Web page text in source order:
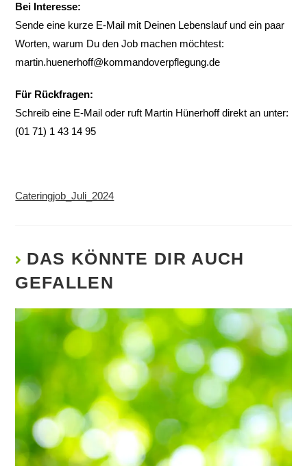
Bei Interesse:
Sende eine kurze E-Mail mit Deinen Lebenslauf und ein paar
Worten, warum Du den Job machen möchtest:
martin.huenerhoff@kommandoverpflegung.de
Für Rückfragen:
Schreib eine E-Mail oder ruft Martin Hünerhoff direkt an unter:
(01 71) 1 43 14 95
Cateringjob_Juli_2024
DAS KÖNNTE DIR AUCH
GEFALLEN